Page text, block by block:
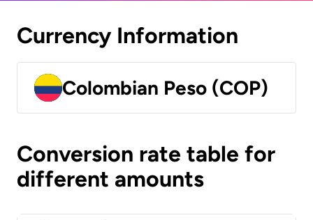
Currency Information
Colombian Peso (COP)
Conversion rate table for
different amounts